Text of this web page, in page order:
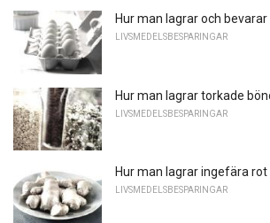
Hur man lagrar och bevarar
LIVSMEDELSBESPARINGAR
Hur man lagrar torkade
LIVSMEDELSBESPARINGAR
Hur man lagrar ingefära
LIVSMEDELSBESPARINGAR